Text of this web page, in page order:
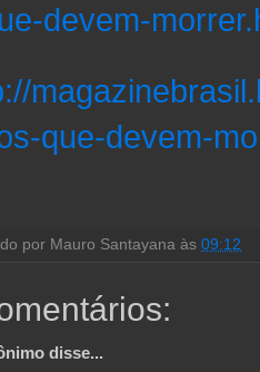
devem-
que-devem-
por Mauro Santayana às 09:12
disse...